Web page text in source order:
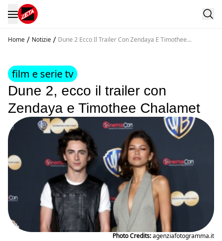
Home / Notizie / Dune 2 Ecco Il Trailer Con Zendaya E Timothee
film e serie tv
Dune 2, ecco il trailer con
Zendaya e Timothee Chalamet
Photo Credits:agenziafotogramma.it